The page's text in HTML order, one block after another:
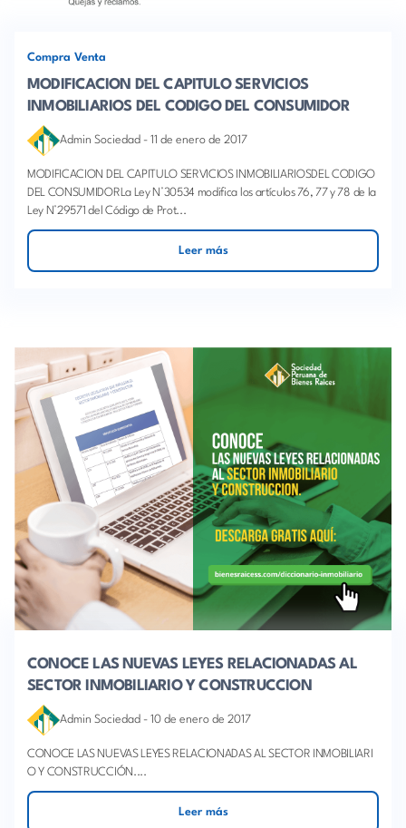
Compra Venta
MODIFICACION DEL CAPITULO SERVICIOS
INMOBILIARIOS DEL CODIGO DEL CONSUMIDOR
Admin Sociedad - 11 de enero de 2017
MODIFICACION DEL CAPITULO SERVICIOS INMOBILIARIOSDEL CODIGO
DEL CONSUMIDORLa Ley N°30534 modifica los artículos 76, 77 y 78 de la
Ley N°29571 del Código de Prot...
Leer más
CONOCE LAS NUEVAS LEYES RELACIONADAS AL
SECTOR INMOBILIARIO Y CONSTRUCCION
Admin Sociedad - 10 de enero de 2017
CONOCE LAS NUEVAS LEYES RELACIONADAS AL SECTOR INMOBILIARI
O Y CONSTRUCCIÓN....
Leer más